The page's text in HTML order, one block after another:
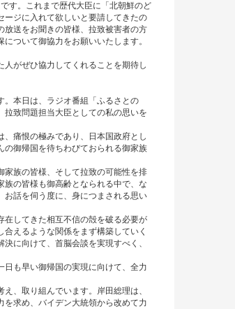
す。これまで歴代大臣に「北朝鮮のど
ージに入れて欲しいと要請してきたの
放送をお聞きの皆様、拉致被害者の方
ついて御協力をお願いいたします。
がぜひ協力してくれることを期待し
本日は、ラジオ番組「ふるさとの
致問題担当大臣としての私の思いを
痛恨の極みであり、日本国政府とし
の御帰国を待ちわびておられる御家族
族の皆様、そして拉致の可能性を排
の皆様も御高齢となられる中で、な
お話を伺う度に、身につまされる思い
してきた相互不信の殻を破る必要が
えるような関係をまず構築していく
に向けて、首脳会談を実現すべく、
も早い御帰国の実現に向けて、全力
、取り組んでいます。岸田総理は、
求め、バイデン大統領から改めて力